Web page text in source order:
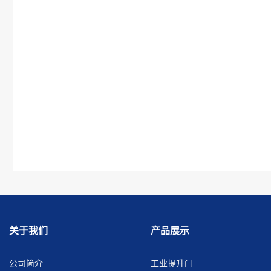
关于我们
公司简介
产品展示
工业提升门